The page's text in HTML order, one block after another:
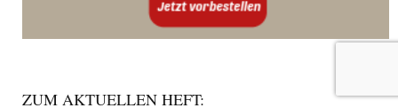
ZUM AKTUELLEN HEFT: